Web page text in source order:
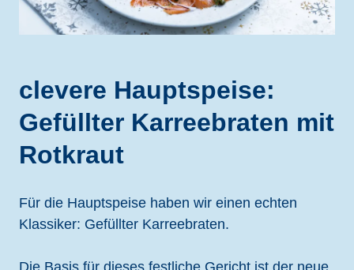
clevere Hauptspeise:
Gefüllter Karreebraten mit
Rotkraut
Für die Hauptspeise haben wir einen echten
Klassiker: Gefüllter Karreebraten.